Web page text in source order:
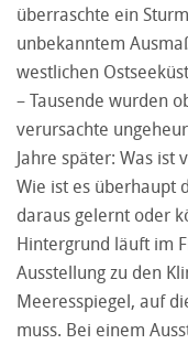
überraschte ein
unbekanntem
westlichen
– Tausende wurden
verursachte
Jahre später: Was ist
Wie ist es überhaupt
daraus gelernt oder
Hintergrund läuft im
Ausstellung zu den
Meeresspiegel, auf
muss. Bei einem